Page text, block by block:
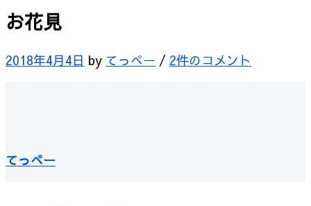
お花見
2018年4月4日 by てっぺー / 2件のコメント
てっぺー